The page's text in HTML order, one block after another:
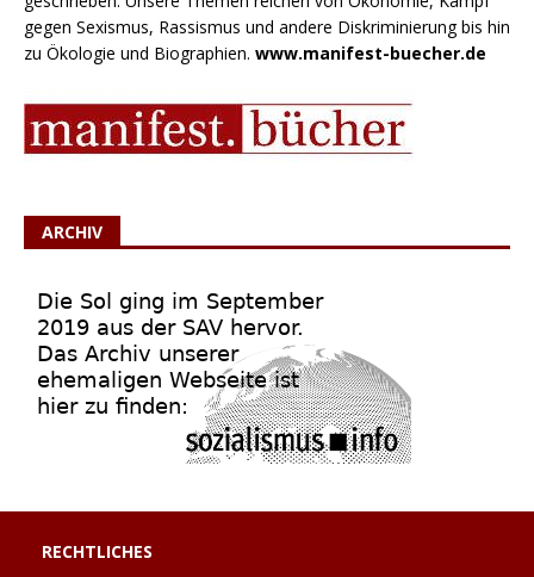
gegen Sexismus, Rassismus und andere Diskriminierung bis hin
zu Ökologie und Biographien. www.manifest-buecher.de
ARCHIV
RECHTLICHES